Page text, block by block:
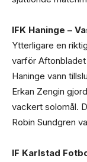
IFK Haninge –
Ytterligare en
varför
Haninge vann
Erkan Zengin
vackert solomål.
Robin Sundgren
IF Karlstad